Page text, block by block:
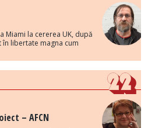
Miami la cererea UK, după
în libertate magna cum
– AFCN